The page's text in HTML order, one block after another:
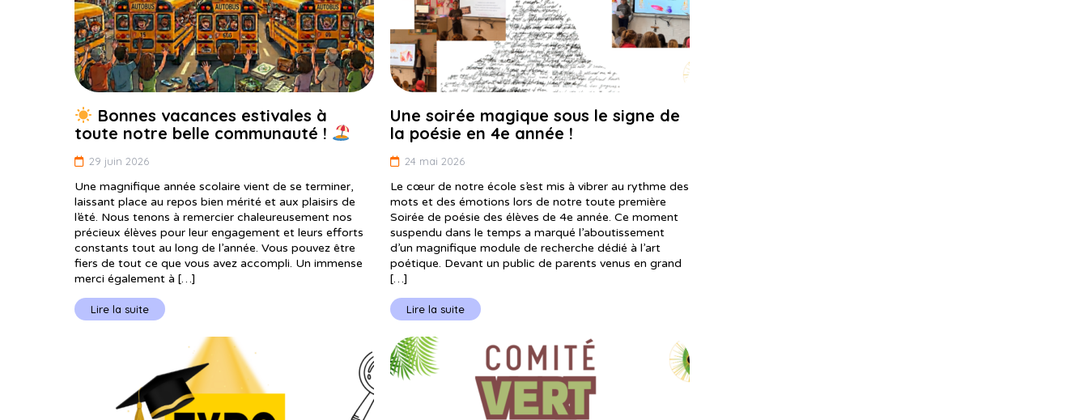
Bonnes vacances estivales à
toute notre belle communauté !
29 juin 2026
Une magnifique année scolaire vient de se terminer,
laissant place au repos bien mérité et aux plaisirs de
l’été. Nous tenons à remercier chaleureusement nos
précieux élèves pour leur engagement et leurs efforts
constants tout au long de l’année. Vous pouvez être
fiers de tout ce que vous avez accompli. Un immense
merci également à […]
Lire la suite
Une soirée magique sous le signe de
la poésie en 4e année !
24 mai 2026
Le cœur de notre école s’est mis à vibrer au rythme des
mots et des émotions lors de notre toute première
Soirée de poésie des élèves de 4e année. Ce moment
suspendu dans le temps a marqué l’aboutissement
d’un magnifique module de recherche dédié à l’art
poétique. Devant un public de parents venus en grand
[…]
Lire la suite